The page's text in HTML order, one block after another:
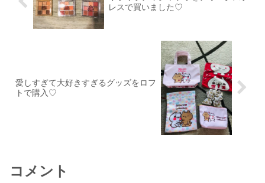
レスで買いました♡
愛しすぎて大好きすぎるグッズをロフ
トで購入♡
コメント